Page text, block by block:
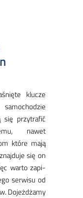
klu­cze
się przy­tra­fić
na­wet
któ­re ma­ją
się on
war­to za­pi­
ser­wi­su od
Do­jeż­dża­my